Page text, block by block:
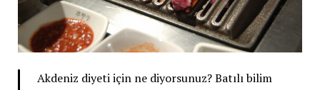
Akdeniz diyeti için ne diyorsunuz? Batılı bilim